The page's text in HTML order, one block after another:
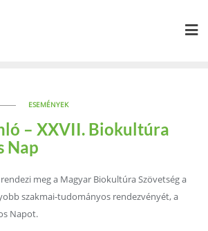
ESEMÉNYEK
– XXVII. Biokultúra
Nap
meg a Magyar Biokultúra Szövetség a
szakmai-tudományos rendezvényét, a
Napot.